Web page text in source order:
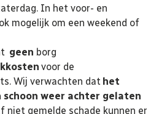
In het voor- en
mogelijk om een weekend of
geen borg
voor de
Wij verwachten dat het
weer achter gelaten
niet gemelde schade kunnen er